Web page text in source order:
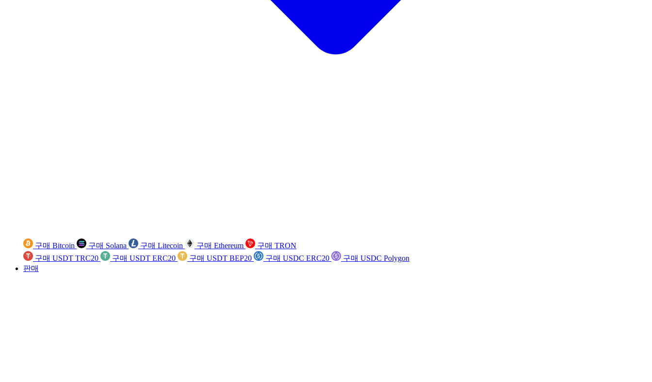
구매 Bitcoin 구매 Solana 구매 Litecoin 구매 Ethereum
구매 TRON
구매 USDT TRC20
구매 USDT ERC20 구매 USDT BEP20 구매 USDC ERC20
구매 USDC Polygon
판매